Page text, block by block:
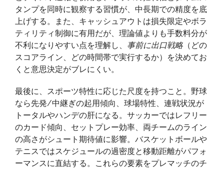
タンプを同時に観察する習慣が、中長期での精度を底
上げする。また、キャッシュアウトは損失限定やボラ
ティリティ制御に有用だが、理論値よりも手数料分が
不利になりやすい点を理解し、 事前に出口戦略 （どの
スコアライン、どの時間帯で実行するか）を決めてお
くと意思決定がブレにくい。
最後に、スポーツ特性に応じた尺度を持つこと。野球
なら先発/中継ぎの起用傾向、球場特性、連戦状況が
トータルやハンデの肝になる。サッカーではレフリー
のカード傾向、セットプレー効率、両チームのライン
の高さがシュート期待値に影響。バスケットボールや
テニスではスケジュールの過密度と移動距離がパフォ
ーマンスに直結する。これらの要素をプレマッチのチ